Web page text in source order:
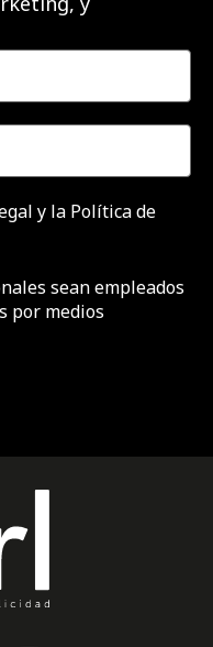
y la Política de
sean empleados
por medios